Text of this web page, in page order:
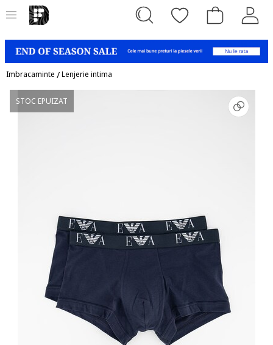
Imbracaminte /Lenjerie intima
STOC EPUIZAT